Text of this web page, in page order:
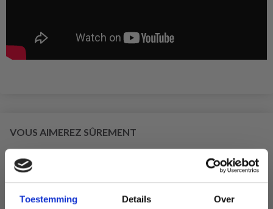
Toestemming Details Over
VOUS AIMEREZ SÛREMENT